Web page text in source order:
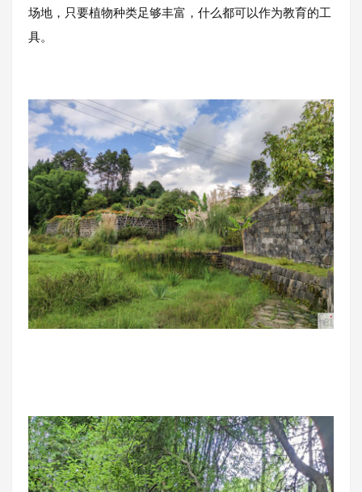
场地，只要植物种类足够丰富，什么都可以作为教育的工
具。